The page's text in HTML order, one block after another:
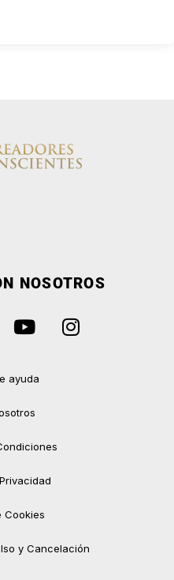
NOSOTROS
ayuda
Cookies
y Cancelación